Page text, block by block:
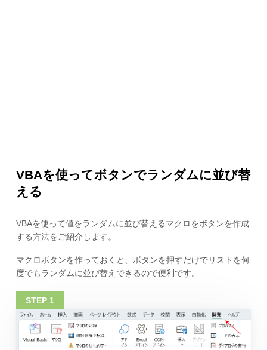
VBAを使ってボタンでランダムに並び替
える
VBAを使って値をランダムに並び替えるマクロをボタンを作成
する方法をご紹介します。
マクロボタンを作っておくと、ボタンを押すだけでリストを何
度でもランダムに並び替えできるので便利です。